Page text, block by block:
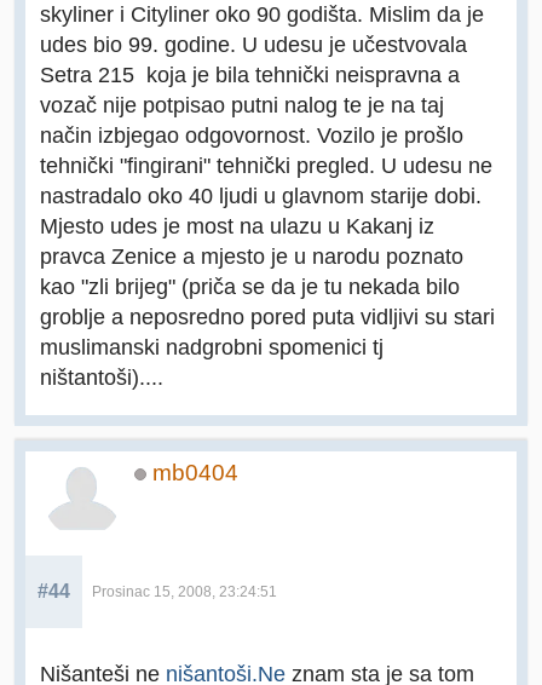
skyliner i Cityliner oko 90 godišta. Mislim da je
udes bio 99. godine. U udesu je učestvovala
Setra 215 koja je bila tehnički neispravna a
vozač nije potpisao putni nalog te je na taj
način izbjegao odgovornost. Vozilo je prošlo
tehnički "fingirani" tehnički pregled. U udesu ne
nastradalo oko 40 ljudi u glavnom starije dobi.
Mjesto udes je most na ulazu u Kakanj iz
pravca Zenice a mjesto je u narodu poznato
kao "zli brijeg" (priča se da je tu nekada bilo
groblje a neposredno pored puta vidljivi su stari
muslimanski nadgrobni spomenici tj
ništantoši)....
mb0404
#44 Prosinac 15, 2008, 23:24:51
Nišanteši ne nišantoši.Ne znam sta je sa tom